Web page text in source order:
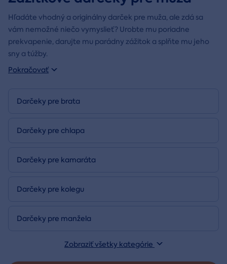
Hľadáte vhodný a originálny darček pre muža, ale zdá sa
vám nemožné niečo vymyslieť? Urobte mu poriadne
prekvapenie, darujte mu parádny zážitok a splňte mu jeho
sny a túžby.
Pokračovať
Darčeky pre brata
Darčeky pre chlapa
Darčeky pre kamaráta
Darčeky pre kolegu
Darčeky pre manžela
Zobraziť všetky kategórie